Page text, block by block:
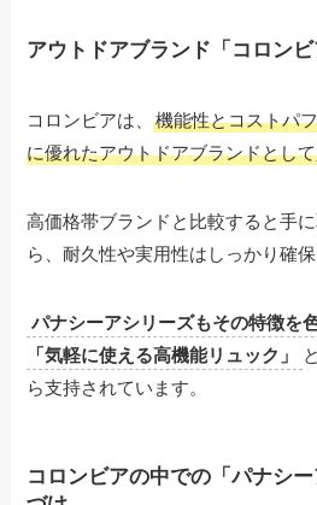
アウトドアブランド「コロン
コロンビアは、機能性とコストパ
に優れたアウトドアブランドとし
高価格帯ブランドと比較すると手
ら、耐久性や実用性はしっかり確保
パナシーアシリーズもその特徴を
「気軽に使える高機能リュック」
ら支持されています。
コロンビアの中での「パナシ